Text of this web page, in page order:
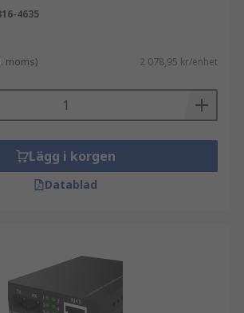
4635
moms) 2 078,95 kr/enhet
Lägg i korgen
Datablad